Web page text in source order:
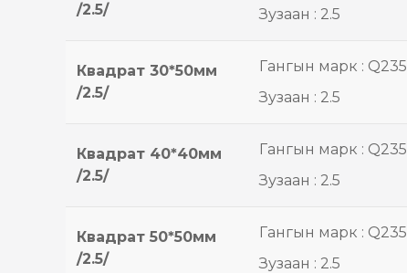
/2.5/
Зузаан : 2.5
Квадрат 30*50мм
/2.5/
Гангын марк : Q235
Зузаан : 2.5
Квадрат 40*40мм
/2.5/
Гангын марк : Q235
Зузаан : 2.5
Квадрат 50*50мм
/2.5/
Гангын марк : Q235
Зузаан : 2.5